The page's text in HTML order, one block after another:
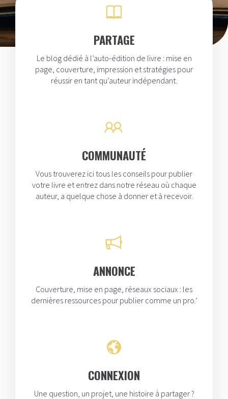
PARTAGE
Le blog dédié à l’auto-édition de livre : mise en
page, couverture, impression et stratégies pour
réussir en tant qu’auteur indépendant.
COMMUNAUTÉ
Vous trouverez ici tous les conseils pour publier
votre livre et entrez dans notre réseau où chaque
auteur, a quelque chose à donner et à recevoir.
ANNONCE
Couverture, mise en page, réseaux sociaux : les
dernières ressources pour publier comme un pro.’
CONNEXION
Une question, un projet, une histoire à partager ?